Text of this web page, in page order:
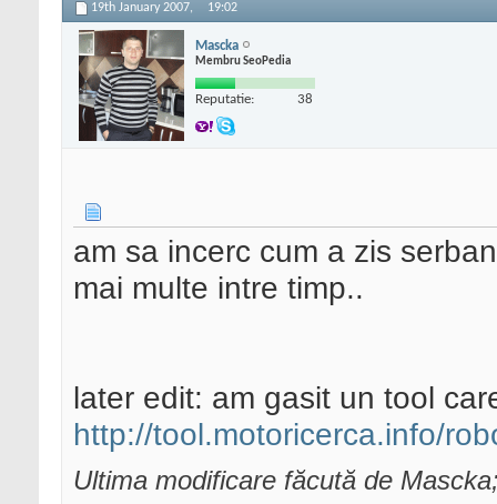
19th January 2007, 19:02
Mascka
Membru SeoPedia
Reputatie: 38
am sa incerc cum a zis
mai multe intre timp..
later edit: am gasit un tool
http://tool.motoricerca.info/
Ultima modificare făcută de